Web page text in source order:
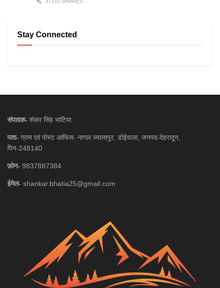
Stay Connected
संपादक- शंकर सिंह भाटिया
पता- ग्राम एवं पोस्ट आफिस- नागल ज्वालापुर, डोईवाला, जनपद-देहरादून,
पिन-248140
फ़ोन- 9837887384
ईमेल- shankar.bhatia25@gmail.com